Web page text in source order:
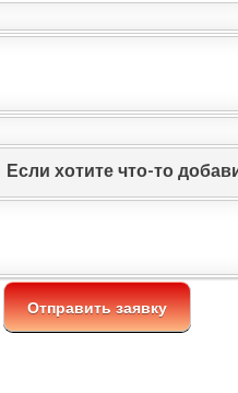
Если хотите что-то